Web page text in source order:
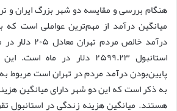
هنگام بررسی و مقایسه دو شهر بزرگ ایران و
میانگین درآمد از مهم‌ترین عواملی است که
درآمد خالص
استانبول ۲۵۹۹.۲۳ دلار در
به ذکر است که این دو شهر دارای میانگین